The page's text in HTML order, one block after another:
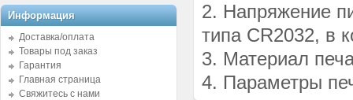
2. Напряжение
типа CR2032, в
3. Материал
4. Параметры
Информация
Доставка/оплата
Товары под заказ
Гарантия
Главная страница
Свяжитесь с нами